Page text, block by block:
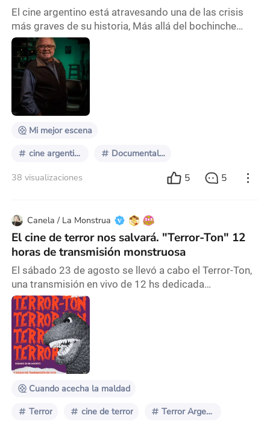
El cine argentino está atravesando una de las crisis
más graves de su historia, Más allá del bochinche
mediático que generó el reciente estreno de Homo
Argentum, película de Mariano Cohn y Gastón Duprat
protagonizada por Guillermo Francella (cuyo
polémico meta mensaje se coló en la discusión
pública durante semanas), el grueso de los
trabajadores del cine se han volcado al teatro ante la
Mi mejor escena
cine argentino Documentales´
38 visualizaciones 5 5
Canela / La Monstrua
El cine de terror nos salvará. "Terror-Ton" 12
horas de transmisión monstruosa
El sábado 23 de agosto se llevó a cabo el Terror-Ton,
una transmisión en vivo de 12 hs dedicada
íntegramente al cine de terror argentino. Organizado
por La Monstrua Cinéfaga, espacio dedicado a la
divulgación del cine de terror, el evento contó con más
de 30 invitados que piensan, filman, escriben,
programan y distribuyen cine de terror en Argentina.
Pensado como un acto de resistencia en un conte
Cuando acecha la maldad
Terror cine de terror Terror Argentino